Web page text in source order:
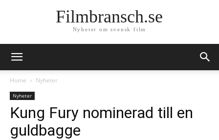
Filmbransch.se
Nyheter om svensk film
Home Nyheter
Nyheter
Kung Fury nominerad till en
guldbagge